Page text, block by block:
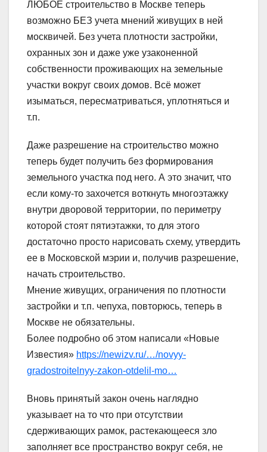
ЛЮБОЕ строительство в Москве теперь
возможно БЕЗ учета мнений живущих в ней
москвичей. Без учета плотности застройки,
охранных зон и даже уже узаконенной
собственности проживающих на земельные
участки вокруг своих домов. Всё может
изыматься, пересматриваться, уплотняться и
т.п.
Даже разрешение на строительство можно
теперь будет получить без формирования
земельного участка под него. А это значит, что
если кому-то захочется воткнуть многоэтажку
внутри дворовой территории, по периметру
которой стоят пятиэтажки, то для этого
достаточно просто нарисовать схему, утвердить
ее в Московской мэрии и, получив разрешение,
начать строительство.
Мнение живущих, ограничения по плотности
застройки и т.п. чепуха, повторюсь, теперь в
Москве не обязательны.
Более подробно об этом написали «Новые
Известия» https://newizv.ru/…/novyy-
gradostroitelnyy-zakon-otdelil-mo…
Вновь принятый закон очень наглядно
указывает на то что при отсутствии
сдерживающих рамок, растекающееся зло
заполняет все пространство вокруг себя, не